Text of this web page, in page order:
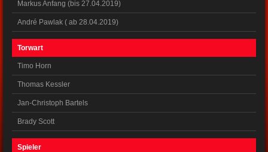
Markus Anfang (bis 27.04.2019)
André Pawlak ( ab 28.04.2019)
Torwart
Timo Horn
Thomas Kessler
Jan-Christoph Bartels
Brady Scott
Spieler